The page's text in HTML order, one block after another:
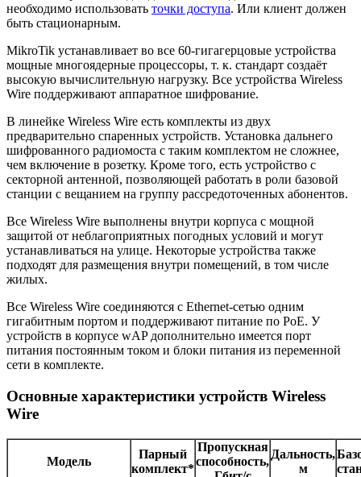
необходимо использовать точки доступа. Или клиент должен
быть стационарным.
MikroTik устанавливает во все 60-гигагерцовые устройства
мощные многоядерные процессоры, т. к. стандарт создаёт
высокую вычислительную нагрузку. Все устройства Wireless
Wire поддерживают аппаратное шифрование.
В линейке Wireless Wire есть комплекты из двух
предварительно спаренных устройств. Установка дальнего
шифрованного радиомоста с таким комплектом не сложнее,
чем включение в розетку. Кроме того, есть устройство с
секторной антенной, позволяющей работать в роли базовой
станции с вещанием на группу рассредоточенных абонентов.
Все Wireless Wire выполнены внутри корпуса с мощной
защитой от неблагоприятных погодных условий и могут
устанавливаться на улице. Некоторые устройства также
подходят для размещения внутри помещений, в том числе
жилых.
Все Wireless Wire соединяются с Ethernet-сетью одним
гигабитным портом и поддерживают питание по PoE. У
устройств в корпусе wAP дополнительно имеется порт
питания постоянным током и блоки питания из переменной
сети в комплекте.
Основные характеристики устройств Wireless
Wire
Модель
Парный
комплект*
Пропускная
способность,
Дальность,
м